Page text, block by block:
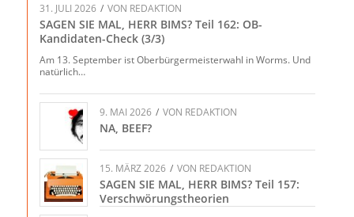
31. JULI 2026 / VON REDAKTION
SAGEN SIE MAL, HERR BIMS? Teil 162: OB-
Kandidaten-Check (3/3)
Am 13. September ist Oberbürgermeisterwahl in Worms. Und
natürlich…
9. MAI 2026 / VON REDAKTION
NA, BEEF?
15. MÄRZ 2026 / VON REDAKTION
SAGEN SIE MAL, HERR BIMS? Teil 157:
Verschwörungstheorien